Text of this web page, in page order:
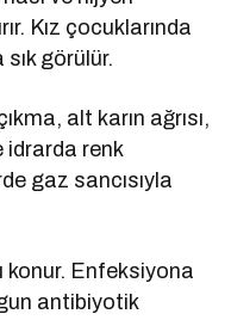
Kız çocuklarında
görülür.
alt karın ağrısı,
idrarda renk
gaz sancısıyla
konur. Enfeksiyona
antibiyotik